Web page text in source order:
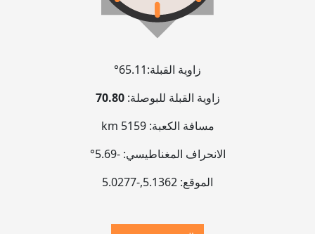
زاوية القبلة:65.11°
زاوية القبلة للبوصلة:70.80
مسافة الكعبة:5159 km
الانحراف المغناطيسي:-5.69°
الموقع: 5.1362
,
-5.0277